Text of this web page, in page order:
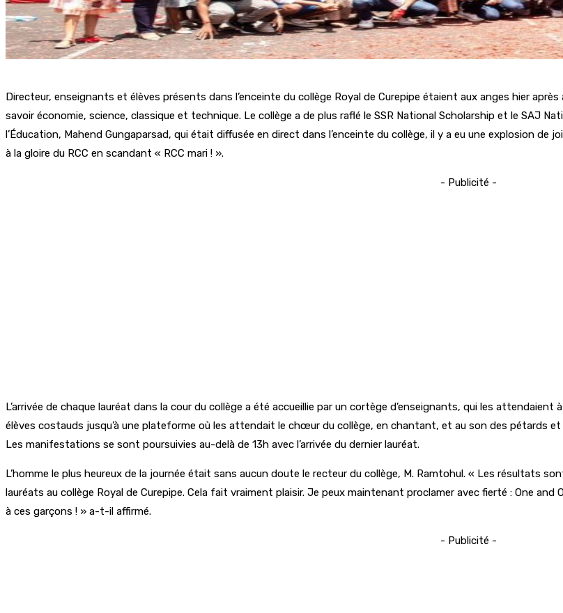
Directeur, enseignants et élèves présents dans l’enceinte du collège Royal de Curepipe étaient aux anges hier
savoir économie, science, classique et technique. Le collège a de plus raflé le SSR National Scholarship et le SAJ
l’Éducation, Mahend Gungaparsad, qui était diffusée en direct dans l’enceinte du collège, il y a eu une explosion
à la gloire du RCC en scandant « RCC mari ! ».
- Publicité -
L’arrivée de chaque lauréat dans la cour du collège a été accueillie par un cortège d’enseignants, qui les
élèves costauds jusqu’à une plateforme où les attendait le chœur du collège, en chantant, et au son des pétards
Les manifestations se sont poursuivies au-delà de 13h avec l’arrivée du dernier lauréat.
L’homme le plus heureux de la journée était sans aucun doute le recteur du collège, M. Ramtohul. « Les résultats
lauréats au collège Royal de Curepipe. Cela fait vraiment plaisir. Je peux maintenant proclamer avec fierté : One and
à ces garçons ! » a-t-il affirmé.
- Publicité -